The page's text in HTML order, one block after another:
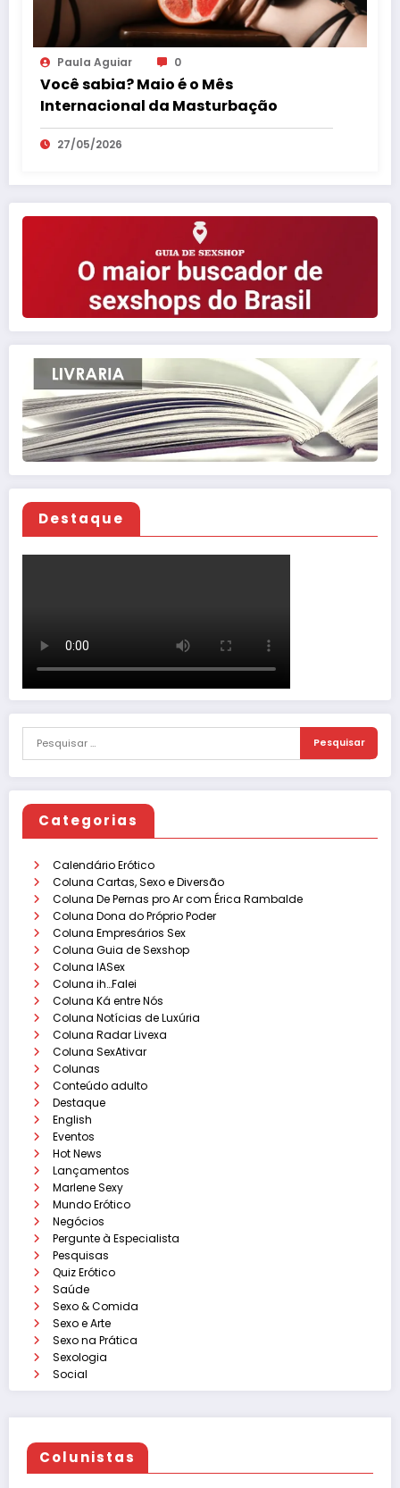
Paula Aguiar 0
Você sabia? Maio é o Mês
Internacional da Masturbação
27/05/2026
Destaque
Categorias
Calendário Erótico
Coluna Cartas, Sexo e Diversão
Coluna De Pernas pro Ar com Érica Rambalde
Coluna Dona do Próprio Poder
Coluna Empresários Sex
Coluna Guia de Sexshop
Coluna IASex
Coluna ih…Falei
Coluna Ká entre Nós
Coluna Notícias de Luxúria
Coluna Radar Livexa
Coluna SexAtivar
Colunas
Conteúdo adulto
Destaque
English
Eventos
Hot News
Lançamentos
Marlene Sexy
Mundo Erótico
Negócios
Pergunte à Especialista
Pesquisas
Quiz Erótico
Saúde
Sexo & Comida
Sexo e Arte
Sexo na Prática
Sexologia
Social
Colunistas